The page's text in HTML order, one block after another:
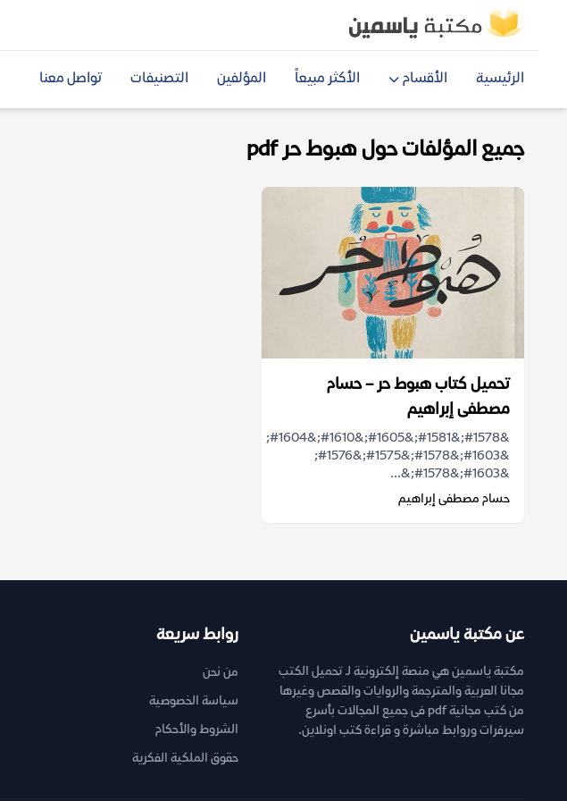
الرئيسية الأقسام الأكثر مبيعاً المؤلفين التصنيفات تواصل معنا
جميع المؤلفات حول هبوط حر pdf
تحميل كتاب هبوط حر – حسام
مصطفى إبراهيم
&#1578;&#1581;&#1605;&#1610;&#1604;
&#1603;&#1578;&#1575;&#1576;
&#1603;&#1578;&...
حسام مصطفى إبراهيم
عن مكتبة ياسمين
مكتبة ياسمين هي منصة إلكترونية لـ تحميل الكتب
مجانا العربية والمترجمة والروايات والقصص وغيرها
من كتب مجانية pdf فى جميع المجالات بأسرع
سيرفرات وروابط مباشرة و قراءة كتب اونلاين.
روابط سريعة
من نحن
سياسة الخصوصية
الشروط والأحكام
حقوق الملكية الفكرية